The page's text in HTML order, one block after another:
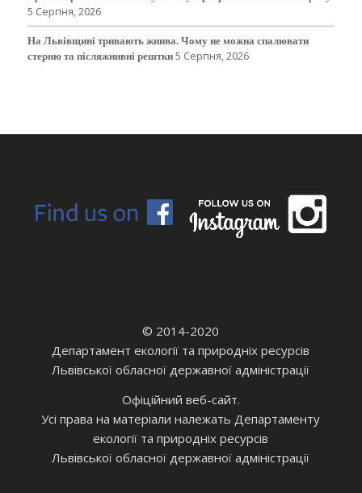
5 Серпня, 2026
На Львівщині тривають жнива. Чому не можна спалювати
стерню та післяжнивні рештки5 Серпня, 2026
© 2014-2020
Департамент екології та природніх ресурсів
Львівської обласної державної адміністрації
Офіційний веб-сайт.
Усі права на матеріали належать Департаменту
екології та природніх ресурсів
Львівської обласної державної адміністрації